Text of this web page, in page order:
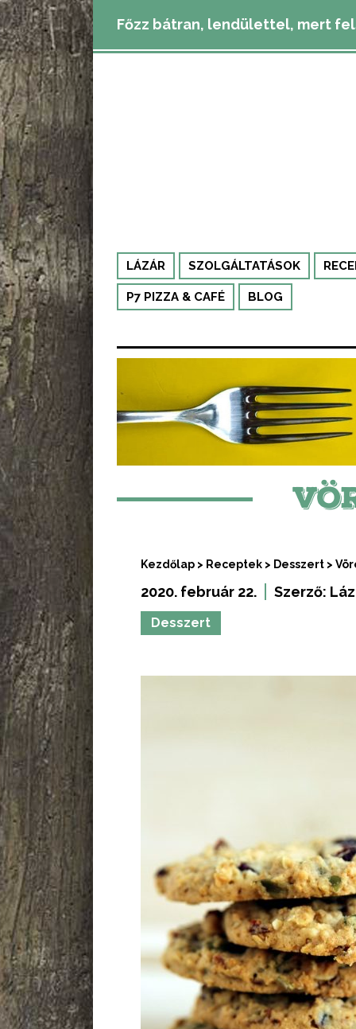
Főzz bátran, lendülettel, mert
LÁZÁR SZOLGÁLTATÁSOK
P7 PIZZA & CAFÉ BLOG
Kezdőlap > Receptek > Desszert >
2020. február 22. Szerző:
Desszert